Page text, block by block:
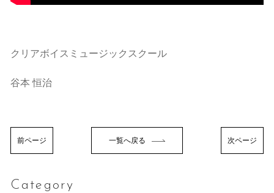
クリアボイスミュージックスクール
谷本 恒治
前ページ 一覧へ戻る 次ページ
Category